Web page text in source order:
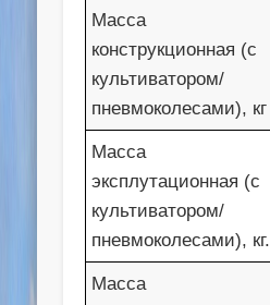
Масса
конструкционная (с
культиватором/
пневмоколесами), кг
Масса
эксплутационная (с
культиватором/
пневмоколесами), кг.
Масса